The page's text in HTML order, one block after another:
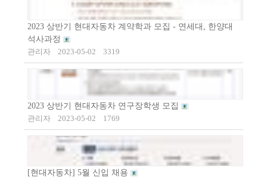
2023 상반기 현대자동차 계약학과 모집 - 연세대, 한양대
석사과정
관리자
2023-05-02 3319
2023 상반기 현대자동차 연구장학생 모집
관리자
2023-05-02 1769
[현대자동차] 5월 신입 채용